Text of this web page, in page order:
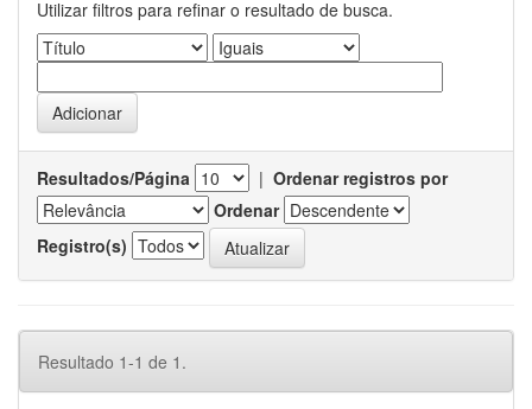
Utilizar filtros para refinar o resultado de busca.
Resultados/Página | Ordenar registros por
Ordenar
Registro(s)
Resultado 1-1 de 1.